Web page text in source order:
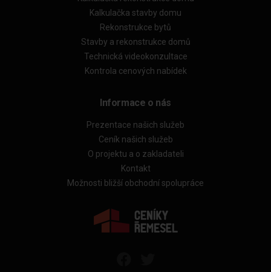
Kalkulačka stavby domu
Rekonstrukce bytů
Stavby a rekonstrukce domů
Technická videokonzultace
Kontrola cenových nabídek
Informace o nás
Prezentace našich služeb
Ceník našich služeb
O projektu a o zakladateli
Kontakt
Možnosti bližší obchodní spolupráce